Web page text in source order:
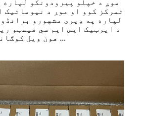
موږ د خپلو پیرودونکو لپاره
تمرکز کوو او موږ د نیوماتیک
لپاره په ډیری مشهورو
د ایرټیک ایس ایم سي فیسټو
هون ویل کوګانر ...